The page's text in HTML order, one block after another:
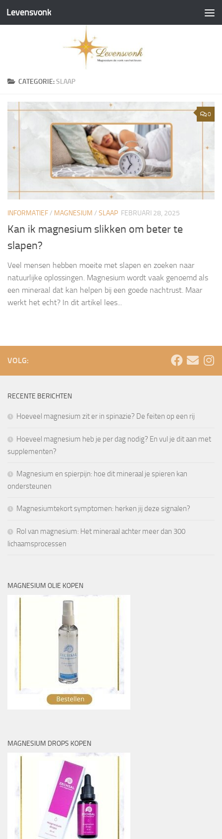
Doorgaan naar inhoud
Levensvonk
CATEGORIE:SLAAP
0
INFORMATIEF/ MAGNESIUM / SLAAP FEBRUARI 28, 2025
Kan ik magnesium slikken om beter te
slapen?
Veel mensen hebben moeite met slapen en zoeken naar
natuurlijke oplossingen. Magnesium wordt vaak genoemd als
een mineraal dat kan helpen bij een goede nachtrust. Maar
werkt het echt? In dit artikel lees...
VOLG:
RECENTE BERICHTEN
Hoeveel magnesium zit er in spinazie? De feiten op een rij
Hoeveel magnesium heb je per dag nodig? En vul je dit aan met
supplementen?
Magnesium en spierpijn: hoe dit mineraal je spieren kan
ondersteunen
Magnesiumtekort symptomen: herken jij deze signalen?
Rol van magnesium: Het mineraal achter meer dan 300
lichaamsprocessen
MAGNESIUM OLIE KOPEN
MAGNESIUM DROPS KOPEN